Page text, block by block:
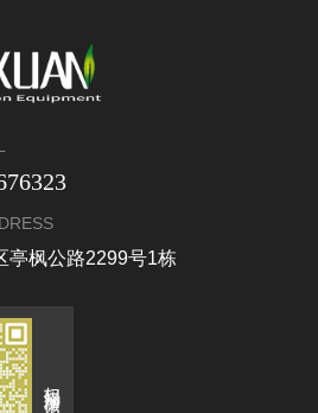
亭枫公路2299号1栋